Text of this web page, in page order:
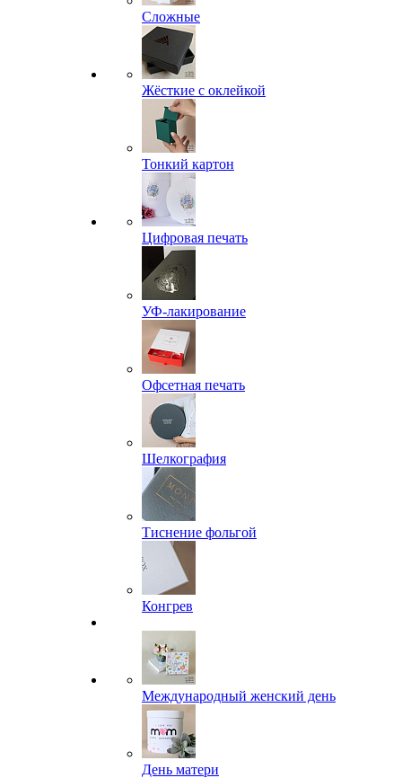
Сложные
Жёсткие с оклейкой
Тонкий картон
Цифровая печать
УФ-лакирование
Офсетная печать
Шелкография
Тиснение фольгой
Конгрев
Международный женский день
День матери